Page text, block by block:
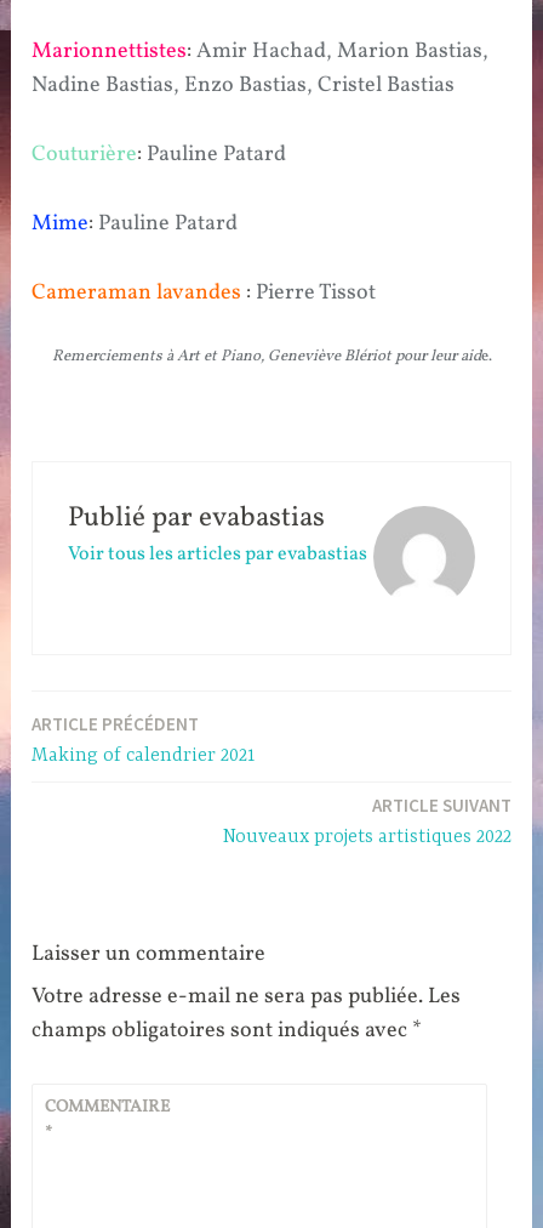
Marionnettistes:Amir Hachad, Marion Bastias,
Nadine Bastias, Enzo Bastias, Cristel Bastias
Couturière: Pauline Patard
Mime: Pauline Patard
Cameraman lavandes : Pierre Tissot
Remerciements à Art et Piano, Geneviève Blériot pour leur aide.
Publié par evabastias
Voir tous les articles par evabastias
Navigation
de
ARTICLE PRÉCÉDENT
Making of calendrier 2021
ARTICLE SUIVANT
Nouveaux projets artistiques 2022
Laisser un commentaire
Votre adresse e-mail ne sera pas publiée. Les
champs obligatoires sont indiqués avec *
COMMENTAIRE
*